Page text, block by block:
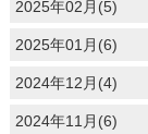
2025年02月(5)
2025年01月(6)
2024年12月(4)
2024年11月(6)